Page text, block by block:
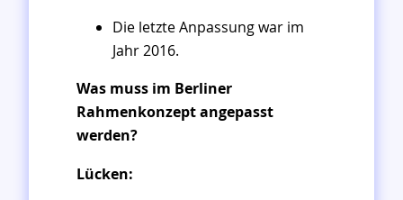
Die letzte Anpassung war im
Jahr 2016.
Was muss im Berliner
Rahmenkonzept angepasst
werden?
Lücken: